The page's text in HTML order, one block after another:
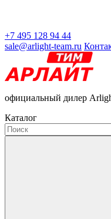
+7 495 128 94 44
sale@arlight-team.ru
официальный дилер
Каталог